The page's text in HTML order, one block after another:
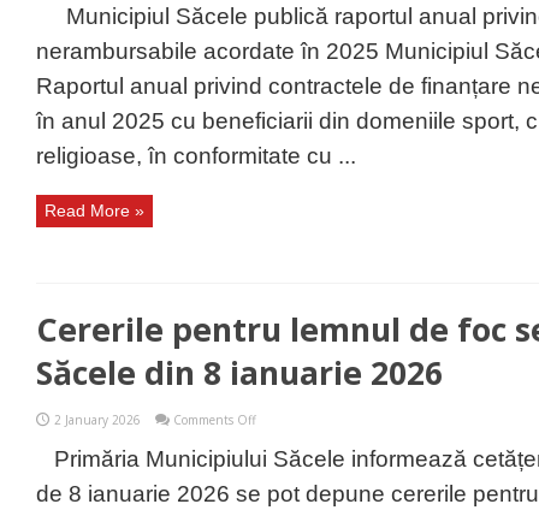
Săcele
publică
raportul
anual
privind
finanțările
nerambursabile
acordate
în
2025
Municipiul Săcele publică raportul anual
nerambursabile acordate în 2025 Municipiul
Raportul anual privind contractele de finanțare
în anul 2025 cu beneficiarii din domeniile sport,
religioase, în conformitate cu ...
Read More »
Cererile pentru lemnul de foc
Săcele din 8 ianuarie 2026
2 January 2026 Comments Offon
pentru
lemnul
de
foc
Primăria Municipiului Săcele informează
de 8 ianuarie 2026 se pot depune cererile